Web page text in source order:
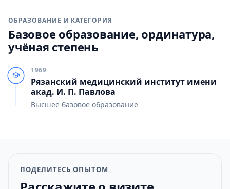
ОБРАЗОВАНИЕ И КАТЕГОРИЯ
Базовое образование, ординатура,
учёная степень
1969
Рязанский медицинский институт имени
акад. И. П. Павлова
Высшее базовое образование
ПОДЕЛИТЕСЬ ОПЫТОМ